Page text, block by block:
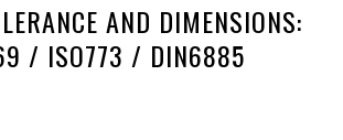
AND DIMENSIONS:
/ ISO773 / DIN6885